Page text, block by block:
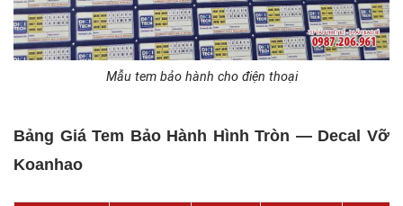
Mẫu tem bảo hành cho điện thoại
Bảng Giá Tem Bảo Hành Hình Tròn — Decal Vỡ
Koanhao